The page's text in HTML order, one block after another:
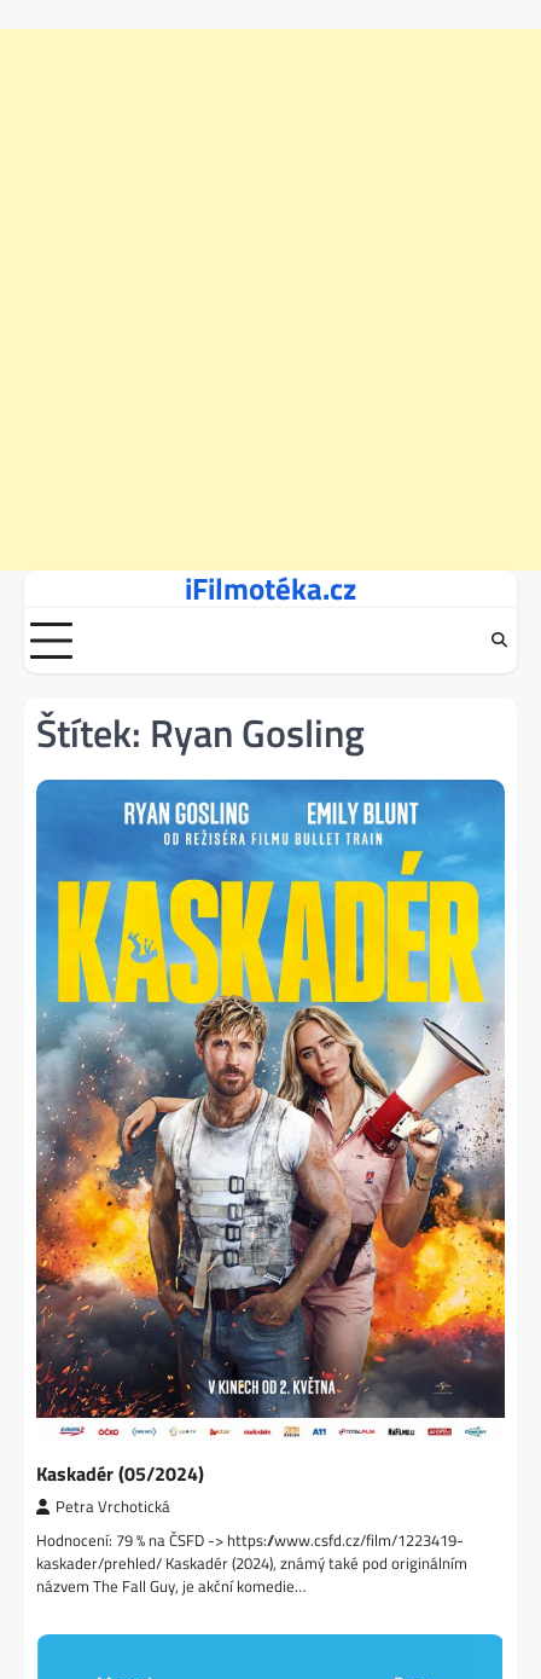
content
iFilmotéka.cz
Štítek: Ryan Gosling
Kaskadér (05/2024)
Petra Vrchotická
Hodnocení: 79 % na ČSFD -> https://www.csfd.cz/film/1223419-
kaskader/prehled/ Kaskadér (2024), známý také pod originálním
názvem The Fall Guy, je akční komedie…